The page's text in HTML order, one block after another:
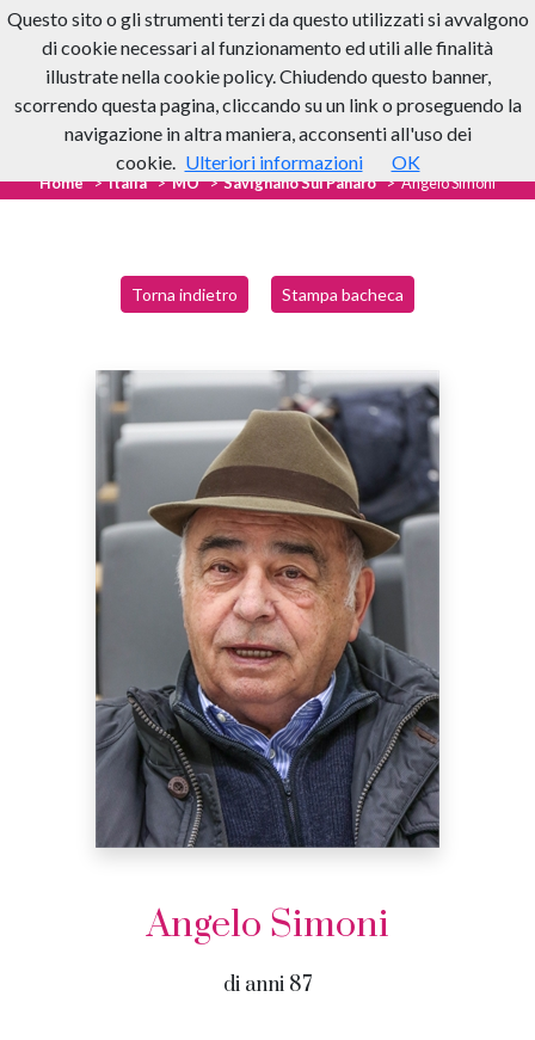
Home Italia MO Savignano Sul Panaro Angelo Simoni
Torna indietro Stampa bacheca
Angelo Simoni
di anni 87
Questo sito o gli strumenti terzi da questo utilizzati si avvalgono
di cookie necessari al funzionamento ed utili alle finalità
illustrate nella cookie policy. Chiudendo questo banner,
scorrendo questa pagina, cliccando su un link o proseguendo la
navigazione in altra maniera, acconsenti all'uso dei
cookie. Ulteriori informazioni OK